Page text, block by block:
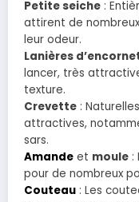
Petite seiche :
attirent de
leur odeur.
Lanières
lancer, très
texture.
Crevette :
attractives,
sars.
Amande et moule :
pour de nombreux
Couteau : Les